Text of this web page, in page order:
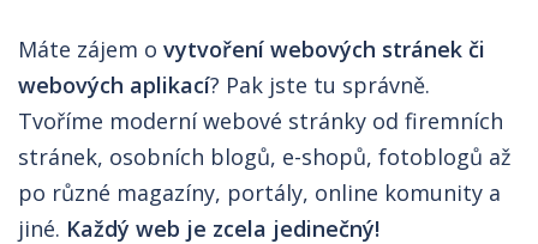
Máte zájem o vytvoření webových stránek či
webových aplikací? Pak jste tu správně.
Tvoříme moderní webové stránky od firemních
stránek, osobních blogů, e-shopů, fotoblogů až
po různé magazíny, portály, online komunity a
jiné. Každý web je zcela jedinečný!